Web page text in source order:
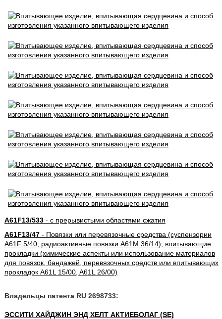
A61F13/533- с прерывистыми областями сжатия
A61F13/47- Повязки или перевязочные средства (суспензории
A61F 5/40; радиоактивные повязки A61M 36/14); впитывающие
прокладки (химические аспекты или использование материалов
для повязок, бандажей, перевязочных средств или впитывающих
прокладок A61L 15/00, A61L 26/00)
Владельцы патента RU 2698733:
ЭССИТИ ХАЙДЖИН ЭНД ХЕЛТ АКТИЕБОЛАГ (SE)